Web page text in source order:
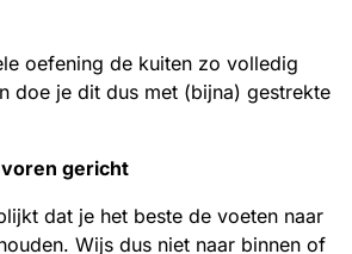
oefening de kuiten zo volledig
doe je dit dus met (bijna) gestrekte
gericht
dat je het beste de voeten naar
Wijs dus niet naar binnen of